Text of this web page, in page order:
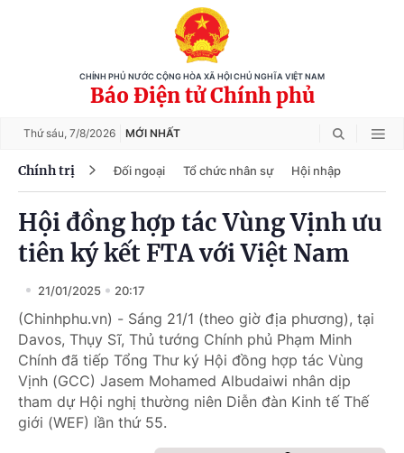
CHÍNH PHỦ NƯỚC CỘNG HÒA XÃ HỘI CHỦ NGHĨA VIỆT NAM
Báo Điện tử Chính phủ
Thứ sáu, 7/8/2026 MỚI NHẤT
Chính trị Đối ngoại Tổ chức nhân sự Hội nhập
Hội đồng hợp tác Vùng Vịnh ưu
tiên ký kết FTA với Việt Nam
21/01/2025 20:17
(Chinhphu.vn) - Sáng 21/1 (theo giờ địa phương), tại
Davos, Thụy Sĩ, Thủ tướng Chính phủ Phạm Minh
Chính đã tiếp Tổng Thư ký Hội đồng hợp tác Vùng
Vịnh (GCC) Jasem Mohamed Albudaiwi nhân dịp
tham dự Hội nghị thường niên Diễn đàn Kinh tế Thế
giới (WEF) lần thứ 55.